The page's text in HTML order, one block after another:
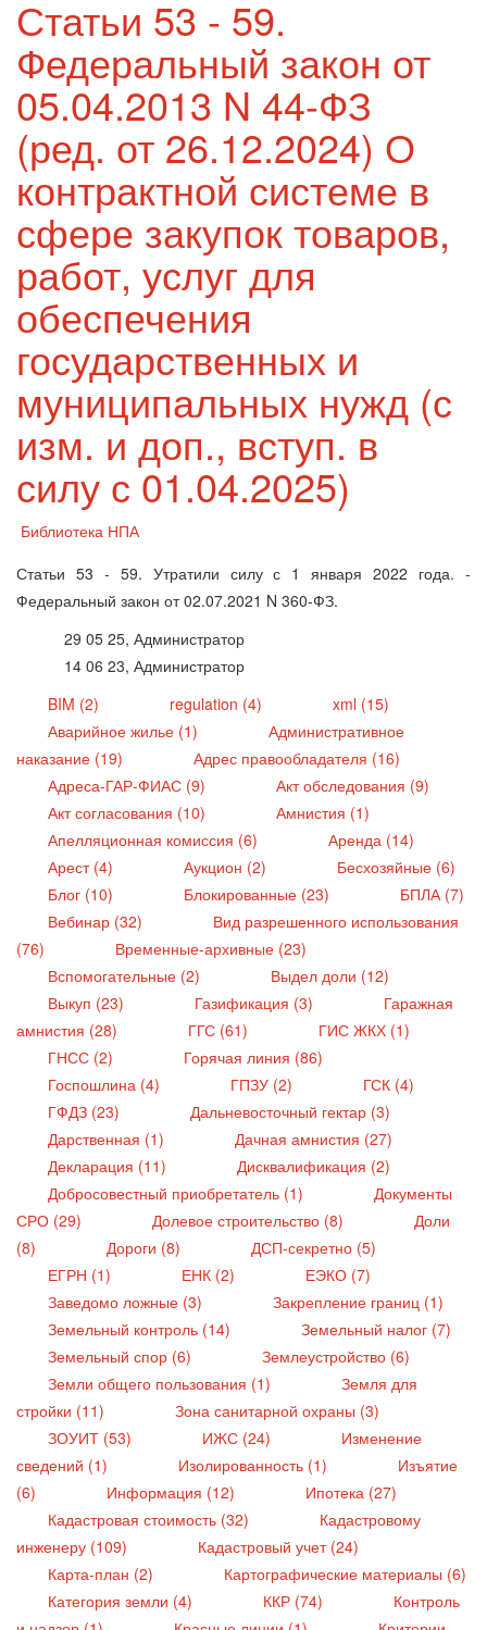
Статьи 53 - 59.
Федеральный закон от
05.04.2013 N 44-ФЗ
(ред. от 26.12.2024) О
контрактной системе в
сфере закупок товаров,
работ, услуг для
обеспечения
государственных и
муниципальных нужд (с
изм. и доп., вступ. в
силу с 01.04.2025)
Библиотека НПА
Статьи 53 - 59. Утратили силу с 1 января 2022 года. -
Федеральный закон от 02.07.2021 N 360-ФЗ.
29 05 25, Администратор
14 06 23, Администратор
BIM (2)
regulation (4)
xml (15)
Аварийное жилье (1)
Административное
наказание (19)
Адрес правообладателя (16)
Адреса-ГАР-ФИАС (9)
Акт обследования (9)
Акт согласования (10)
Амнистия (1)
Апелляционная комиссия (6)
Аренда (14)
Арест (4)
Аукцион (2)
Бесхозяйные (6)
Блог (10)
Блокированные (23)
БПЛА (7)
Вебинар (32)
Вид разрешенного использования
(76)
Временные-архивные (23)
Вспомогательные (2)
Выдел доли (12)
Выкуп (23)
Газификация (3)
Гаражная
амнистия (28)
ГГС (61)
ГИС ЖКХ (1)
ГНСС (2)
Горячая линия (86)
Госпошлина (4)
ГПЗУ (2)
ГСК (4)
ГФДЗ (23)
Дальневосточный гектар (3)
Дарственная (1)
Дачная амнистия (27)
Декларация (11)
Дисквалификация (2)
Добросовестный приобретатель (1)
Документы
СРО (29)
Долевое строительство (8)
Доли
(8)
Дороги (8)
ДСП-секретно (5)
ЕГРН (1)
ЕНК (2)
ЕЭКО (7)
Заведомо ложные (3)
Закрепление границ (1)
Земельный контроль (14)
Земельный налог (7)
Земельный спор (6)
Землеустройство (6)
Земли общего пользования (1)
Земля для
стройки (11)
Зона санитарной охраны (3)
ЗОУИТ (53)
ИЖС (24)
Изменение
сведений (1)
Изолированность (1)
Изъятие
(6)
Информация (12)
Ипотека (27)
Кадастровая стоимость (32)
Кадастровому
инженеру (109)
Кадастровый учет (24)
Карта-план (2)
Картографические материалы (6)
Категория земли (4)
ККР (74)
Контроль